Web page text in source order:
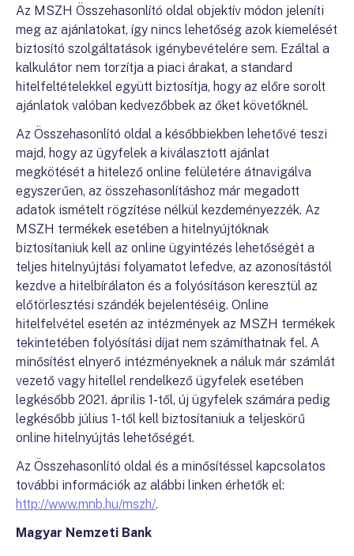
Az MSZH Összehasonlító oldal objektív módon jeleníti
meg az ajánlatokat, így nincs lehetőség azok kiemelését
biztosító szolgáltatások igénybevételére sem. Ezáltal a
kalkulátor nem torzítja a piaci árakat, a standard
hitelfeltételekkel együtt biztosítja, hogy az előre sorolt
ajánlatok valóban kedvezőbbek az őket követőknél.
Az Összehasonlító oldal a későbbiekben lehetővé teszi
majd, hogy az ügyfelek a kiválasztott ajánlat
megkötését a hitelező online felületére átnavigálva
egyszerűen, az összehasonlításhoz már megadott
adatok ismételt rögzítése nélkül kezdeményezzék. Az
MSZH termékek esetében a hitelnyújtóknak
biztosítaniuk kell az online ügyintézés lehetőségét a
teljes hitelnyújtási folyamatot lefedve, az azonosítástól
kezdve a hitelbírálaton és a folyósításon keresztül az
előtörlesztési szándék bejelentéséig. Online
hitelfelvétel esetén az intézmények az MSZH termékek
tekintetében folyósítási díjat nem számíthatnak fel. A
minősítést elnyerő intézményeknek a náluk már számlát
vezető vagy hitellel rendelkező ügyfelek esetében
legkésőbb 2021. április 1-től, új ügyfelek számára pedig
legkésőbb július 1-től kell biztosítaniuk a teljeskörű
online hitelnyújtás lehetőségét.
Az Összehasonlító oldal és a minősítéssel kapcsolatos
további információk az alábbi linken érhetők el:
http://www.mnb.hu/mszh/.
Magyar Nemzeti Bank